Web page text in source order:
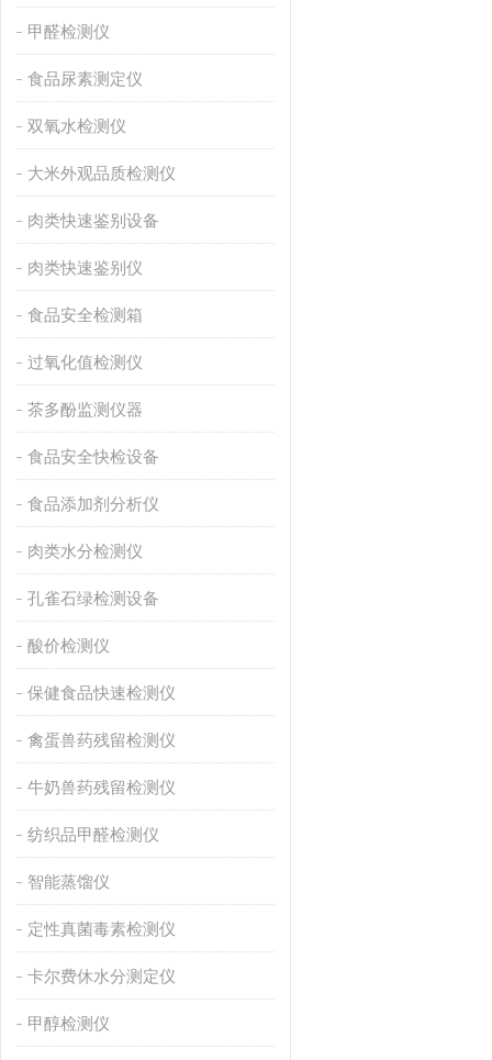
甲醛检测仪
食品尿素测定仪
双氧水检测仪
大米外观品质检测仪
肉类快速鉴别设备
肉类快速鉴别仪
食品安全检测箱
过氧化值检测仪
茶多酚监测仪器
食品安全快检设备
食品添加剂分析仪
肉类水分检测仪
孔雀石绿检测设备
酸价检测仪
保健食品快速检测仪
禽蛋兽药残留检测仪
牛奶兽药残留检测仪
纺织品甲醛检测仪
智能蒸馏仪
定性真菌毒素检测仪
卡尔费休水分测定仪
甲醇检测仪